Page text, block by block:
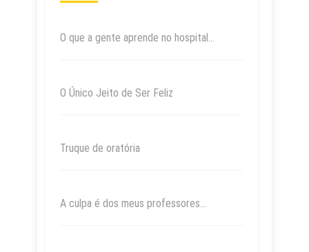
O que a gente aprende no hospital…
O Único Jeito de Ser Feliz
Truque de oratória
A culpa é dos meus professores…